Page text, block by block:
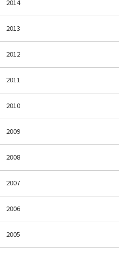
2014
2013
2012
2011
2010
2009
2008
2007
2006
2005